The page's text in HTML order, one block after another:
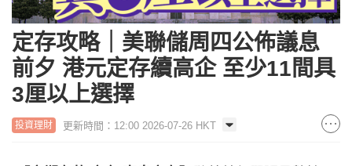
定存攻略｜美聯儲周四公佈議息
前夕 港元定存續高企 至少11間具
3厘以上選擇
投資理財 更新時間：12:00 2026-07-26 HKT